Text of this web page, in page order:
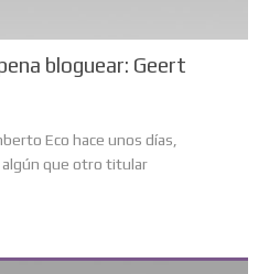
bloguear: Geert
Eco hace unos días,
que otro titular